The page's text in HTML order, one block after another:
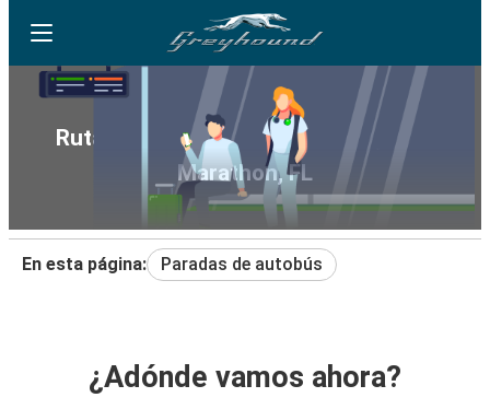
Rutas de autobús de Richmond, VA a
Marathon, FL
En esta página: Paradas de autobús
¿Adónde vamos ahora?